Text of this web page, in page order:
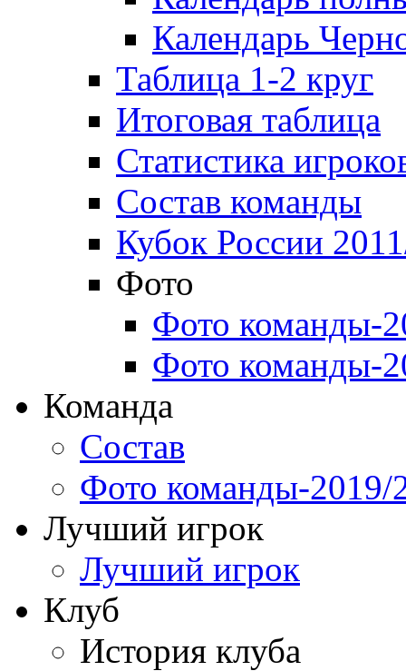
Календарь
Таблица 1-2 круг
Итоговая таблица
Статистика
Состав команды
Кубок России
Фото
Фото команды-
Фото команды-
Команда
Состав
Фото команды-2019/
Лучший игрок
Лучший игрок
Клуб
История клуба